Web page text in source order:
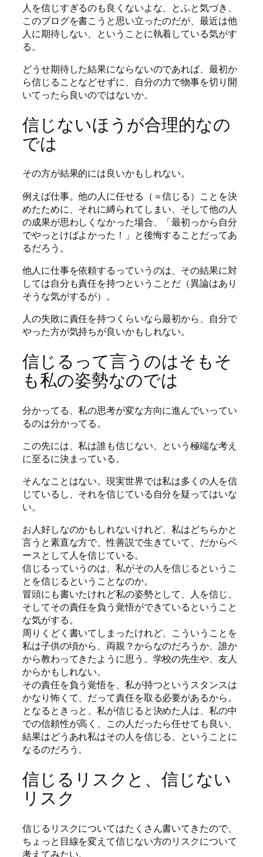
人を信じすぎるのも良くないよな、とふと気づき、
このブログを書こうと思い立ったのだが、最近は他
人に期待しない、ということに執着している気がす
る。
どうせ期待した結果にならないのであれば、最初か
ら信じることなどせずに、自分の力で物事を切り開
いてったら良いのではないか。
信じないほうが合理的なの
では
その方が結果的には良いかもしれない。
例えば仕事。他の人に任せる（＝信じる）ことを決
めたために、それに縛られてしまい、そして他の人
の成果が思わしくなかった場合、「最初っから自分
でやっとけばよかった！」と後悔することだってあ
るだろう。
他人に仕事を依頼するっていうのは、その結果に対
しては自分も責任を持つということだ（異論はあり
そうな気がするが）。
人の失敗に責任を持つくらいなら最初から、自分で
やった方が気持ちが良いかもしれない。
信じるって言うのはそもそ
も私の姿勢なのでは
分かってる、私の思考が変な方向に進んでいってい
るのは分かってる。
この先には、私は誰も信じない、という極端な考え
に至るに決まっている。
そんなことはない。現実世界では私は多くの人を信
じているし、それを信じている自分を疑ってはいな
い。
お人好しなのかもしれないけれど、私はどちらかと
言うと素直な方で、性善説で生きていて、だからベ
ースとして人を信じている。
信じるっていうのは、私がその人を信じるというこ
とを信じるということなのか。
冒頭にも書いたけれど私の姿勢として、人を信じ、
そしてその責任を負う覚悟ができているということ
な気がする。
周りくどく書いてしまったけれど、こういうことを
私は子供の頃から、両親？からなのだろうか、誰か
から教わってきたように思う。学校の先生や、友人
からかもしれない。
その責任を負う覚悟を、私が持つというスタンスは
かなり怖くて、だって責任を取る必要があるから。
となるときっと、私が信じると決めた人は、私の中
での信頼性が高く、この人だったら任せても良い、
結果はどうあれ私はその人を信じる、ということに
なるのだろう。
信じるリスクと、信じない
リスク
信じるリスクについてはたくさん書いてきたので、
ちょっと目線を変えて信じない方のリスクについて
考えてみたい。